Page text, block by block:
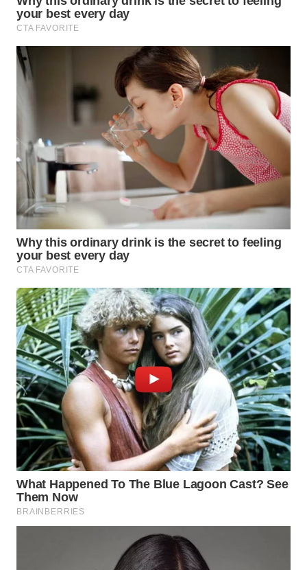
WN
WN
SOLO
WN
BOROBUDUR
WN
MADURA
WN
SURABAYA
WN
NATUNA
WN
BINTAN
WN
MANDALIKA
WN
LIKUPANG